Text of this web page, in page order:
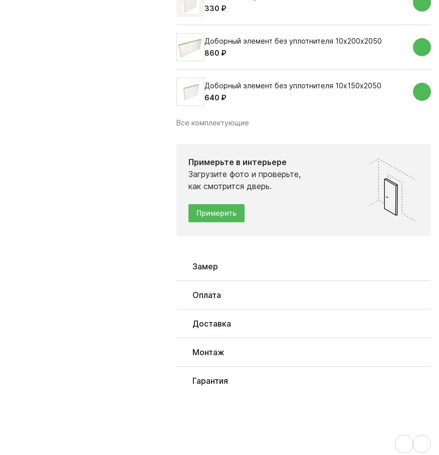
330 ₽
Доборный элемент без уплотнителя 10х200х2050
860 ₽
Доборный элемент без уплотнителя 10х150х2050
640 ₽
Все комплектующие
Примерьте в интерьере
Загрузите фото и проверьте,
как смотрится дверь.
Примерить
Замер
Оплата
Доставка
Монтаж
Гарантия